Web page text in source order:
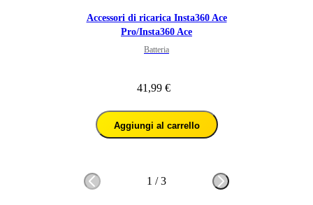
Accessori di ricarica Insta360 Ace
Pro/Insta360 Ace
Batteria
41,99 €
Aggiungi al carrello
1 /3